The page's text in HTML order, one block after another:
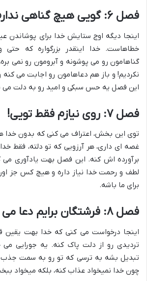
فصل ۶: گویی هیچ گناهی ندارم!
اینجا دیگه اوج ستایش خدا برای پوشاندن
خطاهاست. خدا اینقدر بزرگواره که حتی
گناهامون رو می پوشونه و آبرومون رو نمی
نکردیم! و باز هم دعاهامون رو اجابت می
این فصل یه حس سبکی و امید رو به دلت می
فصل ۷: روی نیازم فقط تویی!
توی این بخش، اعتراف می کنی که بدون
غصه ای داری، هر آرزویی که تو دلته، فقط
برآورده اش کنه. این فصل بهت یادآوری می
لطف و رحمت خدا نیاز داره و هیچ کس جز
برای ما باشه.
فصل ۸: فرشتگان برایم دعا می کنند
اینجا درخواست می کنی که خدا بهت
تردیدی رو از دلت پاک کنه. یه جورایی
تبدیل بشه به ترسی که تو رو به سمت
چون خدا نمیخواد عذاب کنه، بلکه میخواد